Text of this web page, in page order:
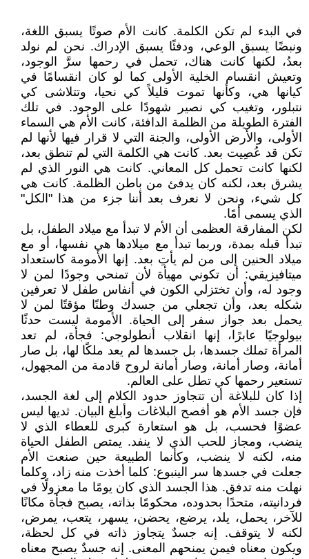
في البدء لم تكن الكلمة. كانت الأم صوتًا يسبق اللغة،
ونبضًا يسبق الوعي، ودفئًا يسبق الإدراك. نحن لم نولد
بعدُ، لكنها كانت هناك، تحمل في رحمها سرَّ الوجود،
وتعيش انقسام الخلية الأولى كما لو كان انقسامًا في
كيانها هي، وكأنها تموت قليلاً كي نحيا، وتتلاشى كي
نتبلور، وتغيب كي نصير شهودًا على الوجود. في تلك
الفترة الطويلة من الظلمة الدافئة، كانت الأم هي السماء
الأولى، والأرض الأولى، والجنة التي لا قرار فيها لأنها لم
تكن قد عُصِيت بعد. كانت هي الكلمة التي لم تنطق بعد،
لكنها كانت تحمل كل المعاني. كانت هي النور الذي لم
يشرق بعد، لكنه كان يدفئ من باطن الظلمة. كانت هي
كل شيء، ونحن لا نعرف بعد أننا جزء من هذا "الكل"
الذي يسمى أمًا.
لكن المفارقة العظمى أن الأم لا تبدأ مع ميلاد الطفل، بل
تبدأ قبله بمدة، وربما تبدأ مع ميلادها هي نفسها، أو مع
ميلاد الحنين إلى من لم يأتِ بعد. إنها الأمومة كاستعداد
ميتافيزيقي: أن تكوني مهيأة لأن تمنحي وجودًا لمن لا
وجود له، وأن تختزلي الكون في أنفاس طفل لا تعرفين
شكله بعد، وأن تجعلي من جسدك وطنًا مؤقتًا لمن لا
يحمل بعد جواز سفر إلى الحياة. الأمومة ليست حدثًا
بيولوجيًا عابرًا، إنها انقلاب أنطولوجي: فجأة، لم تعد
المرأة تملك جسدها، بل جسدها لم يعد ملكًا لها، بل صار
أمانة، وصار أمانة، وصار أمانة لروح قادمة من المجهول،
تستعير رحمها كي تطل على العالم.
إذا كان للبلاغة أن تتجاوز حدود الكلام إلى لغة الجسد،
فإن جسد الأم هو أفصح البلاغات وأبلغ البيان. ثديها ليس
عضوًا فحسب، بل هو استعارة كبرى للعطاء الذي لا
ينضب، ومجاز للحب الذي لا ينفد. يمتص الطفل الحياة
منه، لكنه لا ينضب، وكأنما الطبيعة حين صنعت الأم
جعلت في جسدها سر الينبوع: كلما أخذت منه زاد، وكلما
نهلت منه تدفق. هذا الجسد الذي كان يومًا ما معزولًا في
فردانيته، متحدًا بحدوده، محكومًا بذاته، يصبح فجأة مكانًا
للآخر، يحمل، يلد، يرضع، يحضن، يسهر، يتعب، يمرض،
لكنه لا يتوقف. إنه جسدٌ يتجاوز ذاته في كل لحظة،
ويكون معناه فيمن يمنحهم المعنى. إنه جسدٌ يصبح معناه